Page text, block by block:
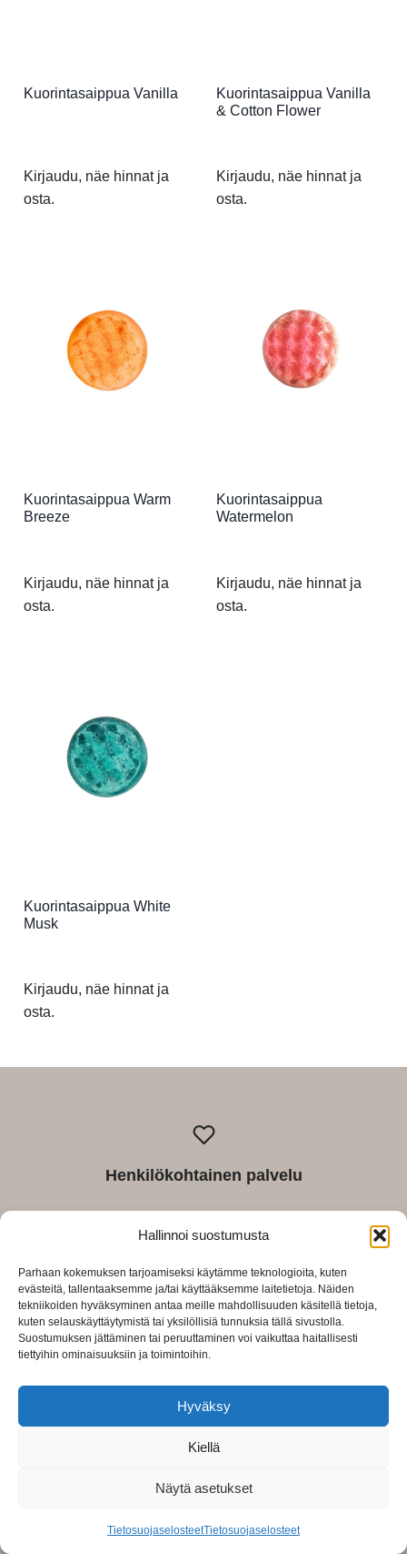
Hallinnoi suostumusta
Parhaan kokemuksen tarjoamiseksi käytämme teknologioita, kuten
evästeitä, tallentaaksemme ja/tai käyttääksemme laitetietoja. Näiden
tekniikoiden hyväksyminen antaa meille mahdollisuuden käsitellä tietoja,
kuten selauskäyttäytymistä tai yksilöllisiä tunnuksia tällä sivustolla.
Suostumuksen jättäminen tai peruuttaminen voi vaikuttaa haitallisesti
tiettyihin ominaisuuksiin ja toimintoihin.
Hyväksy
Kiellä
Näytä asetukset
TietosuojaselosteetTietosuojaselosteet
Kuorintasaippua Vanilla
Kirjaudu, näe hinnat ja
osta.
Kuorintasaippua Vanilla
& Cotton Flower
Kirjaudu, näe hinnat ja
osta.
Kuorintasaippua Warm
Breeze
Kirjaudu, näe hinnat ja
osta.
Kuorintasaippua
Watermelon
Kirjaudu, näe hinnat ja
osta.
Kuorintasaippua White
Musk
Kirjaudu, näe hinnat ja
osta.
Henkilökohtainen palvelu
Kotimainen perheyritys
Laaja tuotevalikoima